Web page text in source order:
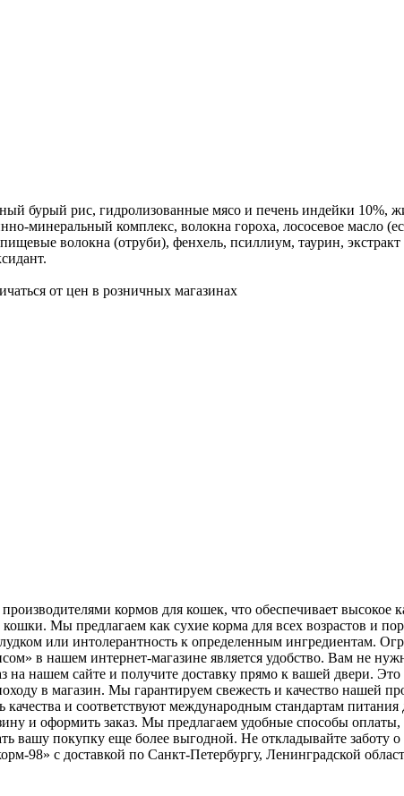
бурый рис, гидролизованные мясо и печень индейки
минеральный комплекс, волокна гороха, лососевое масло
волокна (отруби), фенхель, псиллиум, таурин,
от цен в розничных магазинах
кормов для кошек, что обеспечивает высокое
Мы предлагаем как сухие корма для всех возрастов и
или интолерантность к определенным ингредиентам.
в нашем интернет-магазине является удобство. Вам не
на нашем сайте и получите доставку прямо к вашей двери.
в магазин. Мы гарантируем свежесть и качество нашей
и соответствуют международным стандартам
и оформить заказ. Мы предлагаем удобные способы
вашу покупку еще более выгодной. Не откладывайте
98» с доставкой по Санкт-Петербургу, Ленинградской